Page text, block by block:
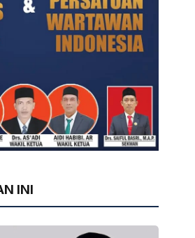
INI